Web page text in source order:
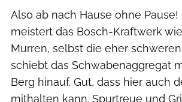
Also ab nach Hause ohne
meistert das Bosch-Kraftwerk
Murren, selbst die eher
schiebt das Schwabenaggregat
Berg hinauf. Gut, dass hier auch
mithalten kann. Spurtreue und